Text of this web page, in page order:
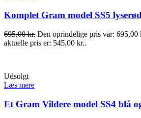
Komplet Gram model SS5 lyserød
695,00kr. Den oprindelige pris var: 695,00
aktuelle pris er: 545,00 kr..
Udsolgt
Læs mere
Et Gram Vildere model SS4 blå